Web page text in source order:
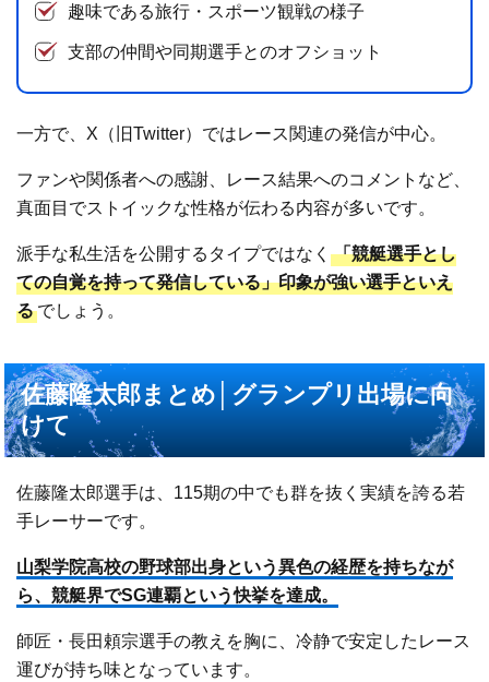
趣味である旅行・スポーツ観戦の様子
支部の仲間や同期選手とのオフショット
一方で、X（旧Twitter）ではレース関連の発信が中心。
ファンや関係者への感謝、レース結果へのコメントなど、
真面目でストイックな性格が伝わる内容が多いです。
派手な私生活を公開するタイプではなく「競艇選手とし
ての自覚を持って発信している」印象が強い選手といえ
る でしょう。
佐藤隆太郎まとめ│グランプリ出場に向
けて
佐藤隆太郎選手は、115期の中でも群を抜く実績を誇る若
手レーサーです。
山梨学院高校の野球部出身という異色の経歴を持ちなが
ら、競艇界でSG連覇という快挙を達成。
師匠・長田頼宗選手の教えを胸に、冷静で安定したレース
運びが持ち味となっています。